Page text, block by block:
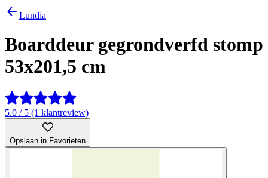
Lundia
Boarddeur gegrondverfd stomp
53x201,5 cm
5.0 / 5 (1 klantreview)
Opslaan in Favorieten